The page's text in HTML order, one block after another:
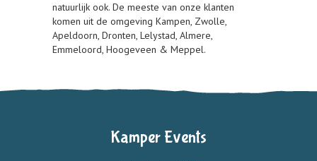
natuurlijk ook. De meeste van onze klanten
komen uit de omgeving Kampen, Zwolle,
Apeldoorn, Dronten, Lelystad, Almere,
Emmeloord, Hoogeveen & Meppel.
Kamper Events